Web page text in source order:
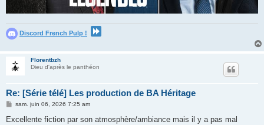
Discord French Pulp !
Florentbzh
Dieu d'après le panthéon
Re: [Série télé] Les production de BA Héritage
M
s
sam. juin 06, 2026 7:25 am
Excellente fiction par son atmosphère/ambiance mais il y a pas mal